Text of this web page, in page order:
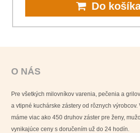
Do
O NÁS
Pre všetkých milovníkov varenia, pečenia a
a vtipné kuchárske zástery od rôznych výrobcov.
máme viac ako 450 druhov záster pre ženy,
vynikajúce ceny s doručením už do 24 hodín.